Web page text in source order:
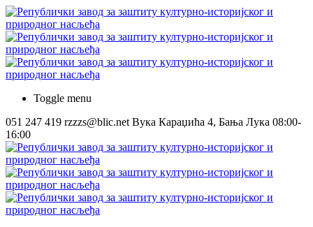
Toggle menu
051 247 419 rzzzs@blic.net Вука Караџића 4, Бања Лука 08:00-
16:00